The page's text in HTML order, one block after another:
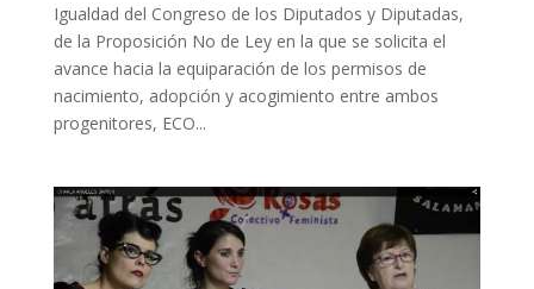
Igualdad del Congreso de los Diputados y Diputadas,
de la Proposición No de Ley en la que se solicita el
avance hacia la equiparación de los permisos de
nacimiento, adopción y acogimiento entre ambos
progenitores, ECO...